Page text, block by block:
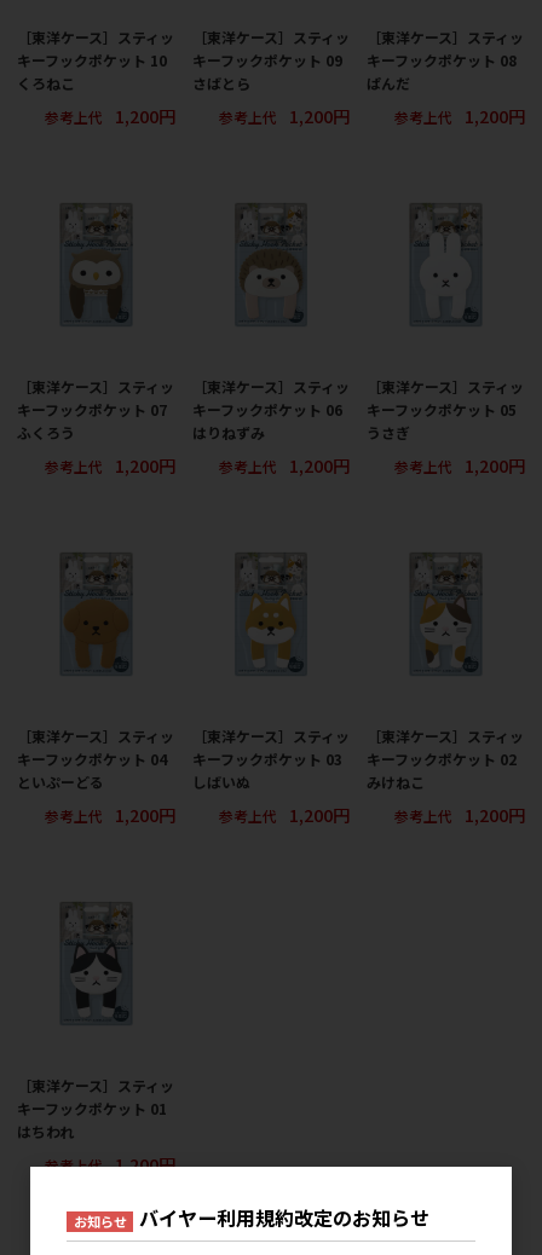
［東洋ケース］スティッ
キーフックポケット 10
くろねこ
参考上代
1,200円
［東洋ケース］スティッ
キーフックポケット 09
さばとら
参考上代
1,200円
［東洋ケース］スティッ
キーフックポケット 08
ぱんだ
参考上代
1,200円
［東洋ケース］スティッ
キーフックポケット 07
ふくろう
参考上代
1,200円
［東洋ケース］スティッ
キーフックポケット 06
はりねずみ
参考上代
1,200円
［東洋ケース］スティッ
キーフックポケット 05
うさぎ
参考上代
1,200円
［東洋ケース］スティッ
キーフックポケット 04
といぷーどる
参考上代
1,200円
［東洋ケース］スティッ
キーフックポケット 03
しばいぬ
参考上代
1,200円
［東洋ケース］スティッ
キーフックポケット 02
みけねこ
参考上代
1,200円
［東洋ケース］スティッ
キーフックポケット 01
はちわれ
参考上代 1,200円
16件中 1〜16件目
お知らせ バイヤー利用規約改定のお知らせ